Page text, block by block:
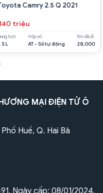
Camry 2.5 Q 2021
triệu
tích
L
Hộp số
AT - Số tự động
Km đã đi
28,000
MẠI ĐIỆN TỬ Ô
Huế, Q. Hai Bà
Ngày cấp: 08/01/2024.